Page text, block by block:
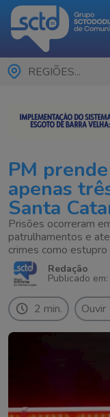
REGIÕES...
PM
apenas
Santa
Prisões ocorreram
patrulhamentos e
crimes como
Redação
Publicado
2 min. Ouvir